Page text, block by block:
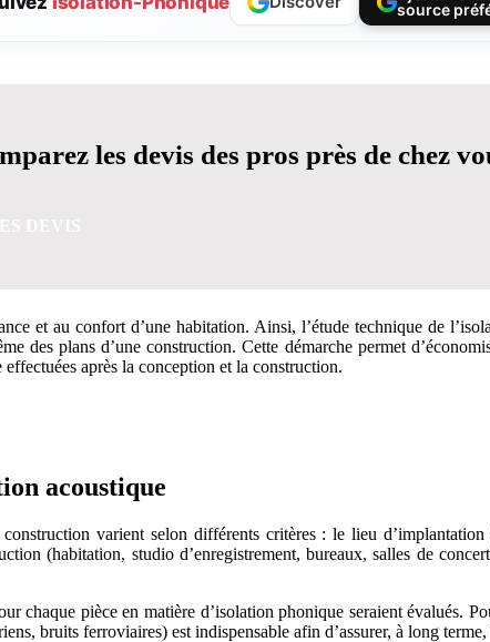
source
les devis des pros près de chez
et au confort d’une habitation. Ainsi, l’étude technique de
des plans d’une construction. Cette démarche permet
après la conception et la construction.
acoustique
varient selon différents critères : le lieu
(habitation, studio d’enregistrement, bureaux, salles de
chaque pièce en matière d’isolation phonique seraient évalués.
bruits ferroviaires) est indispensable afin d’assurer, à long